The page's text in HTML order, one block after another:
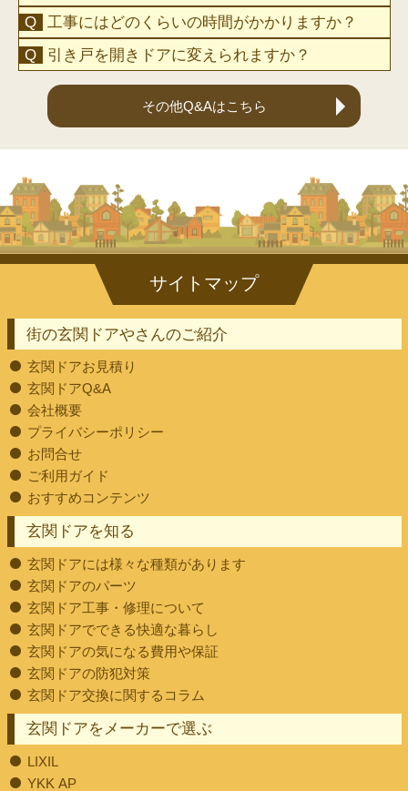
工事にはどのくらいの時間がかかりますか？
引き戸を開きドアに変えられますか？
その他Q&Aはこちら
街の玄関ドアやさんのご紹介
玄関ドアお見積り
玄関ドアQ&A
会社概要
プライバシーポリシー
お問合せ
ご利用ガイド
おすすめコンテンツ
玄関ドアを知る
玄関ドアには様々な種類があります
玄関ドアのパーツ
玄関ドア工事・修理について
玄関ドアでできる快適な暮らし
玄関ドアの気になる費用や保証
玄関ドアの防犯対策
玄関ドア交換に関するコラム
玄関ドアをメーカーで選ぶ
LIXIL
YKK AP